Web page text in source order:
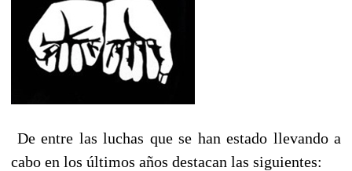
De entre las luchas que se han estado llevando a
cabo en los últimos años destacan las siguientes: